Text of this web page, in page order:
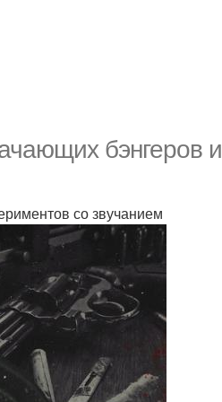
бэнгеров и
со звучанием